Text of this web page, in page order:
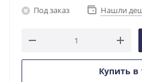
Под заказ Нашли
Купить в